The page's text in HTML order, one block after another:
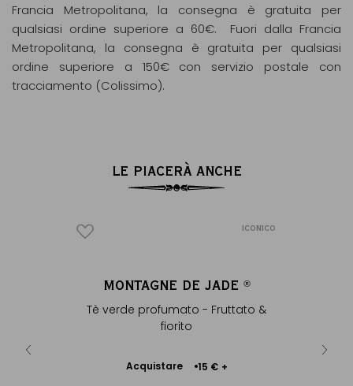
Francia Metropolitana, la consegna è gratuita per
qualsiasi ordine superiore a 60€. Fuori dalla Francia
Metropolitana, la consegna è gratuita per qualsiasi
ordine superiore a 150€ con servizio postale con
tracciamento (Colissimo).
LE PIACERÀ ANCHE
ICONICO
MONTAGNE DE JADE ®
Tè verde profumato - Fruttato &
fiorito
Acquistare 15 € +
Aggiungere